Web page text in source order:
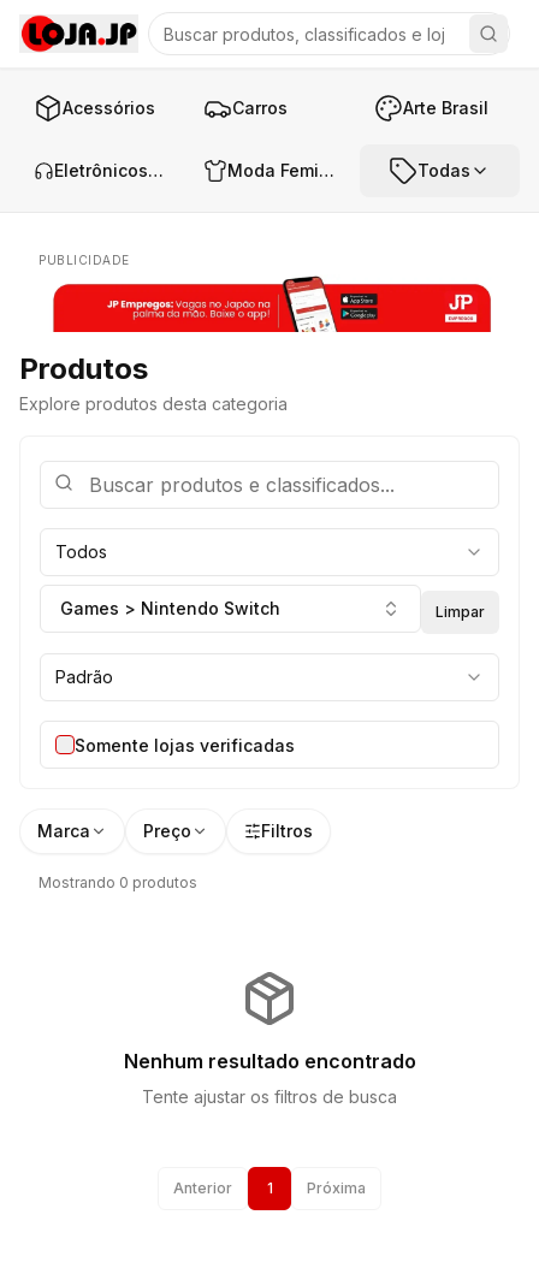
Acessórios Carros Arte Brasil
Eletrônicos e Áudio Moda Feminina Todas
PUBLICIDADE
Produtos
Explore produtos desta categoria
Todos
Games > Nintendo Switch Limpar
Padrão
Somente lojas verificadas
Marca Preço Filtros
Mostrando 0 produtos
Nenhum resultado encontrado
Tente ajustar os filtros de busca
Anterior 1 Próxima